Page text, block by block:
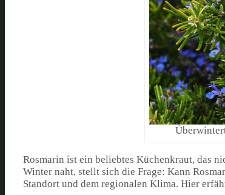
Rosmarin ist ein beliebtes Küchenkraut, das
Winter naht, stellt sich die Frage: Kann
Standort und dem regionalen Klima. Hier